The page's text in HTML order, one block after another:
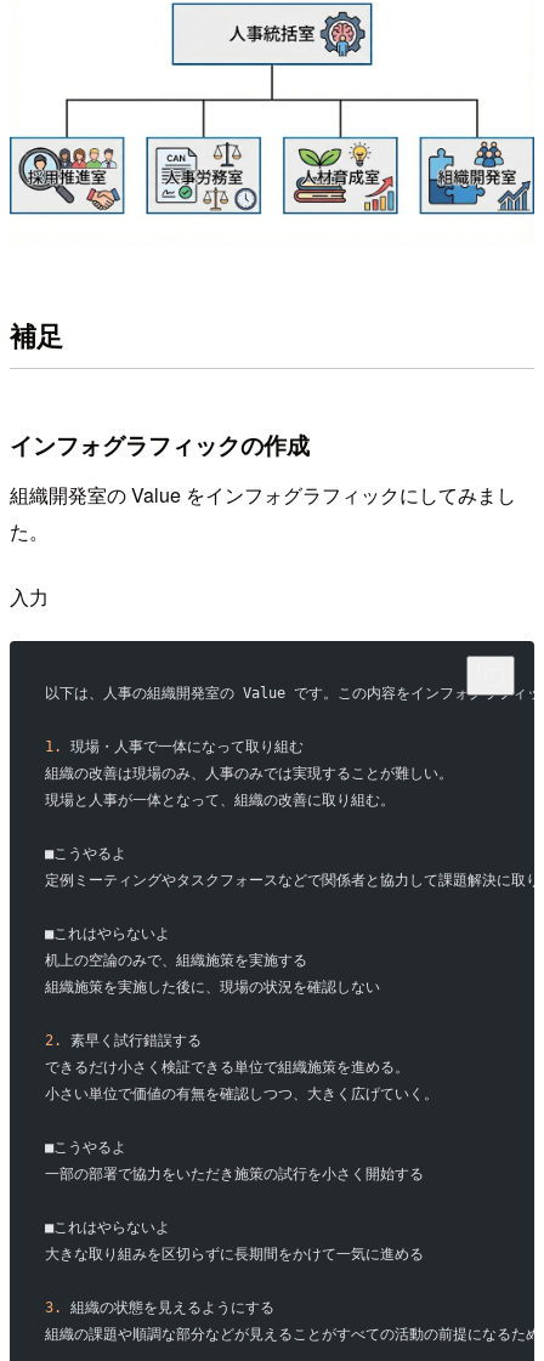
補足
インフォグラフィックの作成
組織開発室の Value をインフォグラフィックにしてみまし
た。
入力
以下は、人事の組織開発室の Value です。この内容をインフォグラフィ
1.
現場・人事で一体になって取り組む
組織の改善は現場のみ、人事のみでは実現することが難しい。
現場と人事が一体となって、組織の改善に取り組む。
■こうやるよ
定例ミーティングやタスクフォースなどで関係者と協力して課題解決に取り
■これはやらないよ
机上の空論のみで、組織施策を実施する
組織施策を実施した後に、現場の状況を確認しない
2.
素早く試行錯誤する
できるだけ小さく検証できる単位で組織施策を進める。
小さい単位で価値の有無を確認しつつ、大きく広げていく。
■こうやるよ
一部の部署で協力をいただき施策の試行を小さく開始する
■これはやらないよ
大きな取り組みを区切らずに長期間をかけて一気に進める
3.
組織の状態を見えるようにする
組織の課題や順調な部分などが見えることがすべての活動の前提になるた